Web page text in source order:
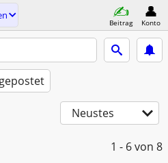
Beitrag Konto
Neustes
1 - 6von 8